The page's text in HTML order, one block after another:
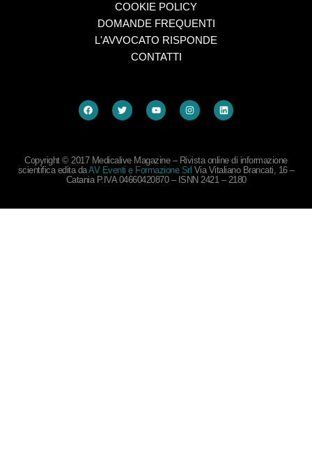
COOKIE POLICY
DOMANDE FREQUENTI
L'AVVOCATO RISPONDE
CONTATTI
Copyright © 2017 Medicalive Magazine – Rivista online di informazione
scientifica edita daAV Eventi e Formazione Srl Via Vitaliano Brancati, 16 –
Catania P.IVA 04660420870 – ISNN 2421 – 2180